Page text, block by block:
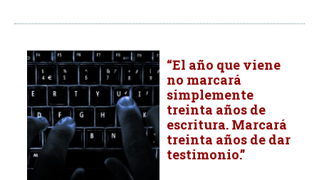
“El año que viene
no marcará
simplemente
treinta años de
escritura. Marcará
treinta años de dar
testimonio.”